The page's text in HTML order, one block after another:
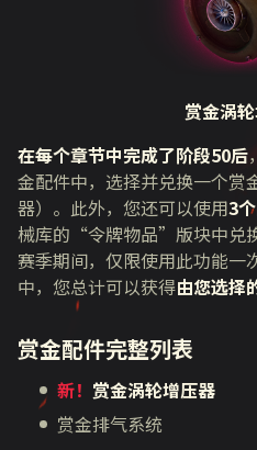
赏金涡
在每个章节中完成了阶段50后
金配件中，选择并兑换一个赏
器）。此外，您还可以使用3
械库的 “令牌物品” 版块中兑
赛季期间，仅限使用此功能一
中，您总计可以获得由您选择
赏金配件完整列表
新！ 赏金涡轮增压器
赏金排气系统